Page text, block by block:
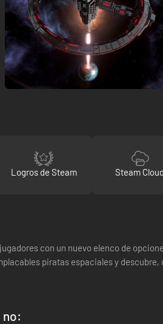
Logros de Steam Steam Cloud
con un nuevo elenco de
piratas espaciales y
no: